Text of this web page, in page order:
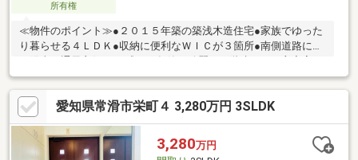
所有権
≪物件のポイント≫●２０１５年築の築浅木造住宅●家族でゆった
り暮らせる４ＬＤＫ●収納に便利なＷＩＣが３箇所●南側道路に面
はじめ２階の全居室にウォークインクローゼットを備えた収納力
抜群の住まいです。≪周辺環境のポイント≫●名鉄常滑線「常
滑」駅徒歩６分●幅員約５．５ｍのゆとりある公道●お買い物に便
利な駅周辺の好立地＊駅まで徒歩６分という毎日の通勤・通学に
大変便利な立地でありながら、幅員５．５ｍの南側公道に面した
明るく開放的な環境です。
愛知県常滑市栄町４ 3,280万円 3SLDK
3,280万円